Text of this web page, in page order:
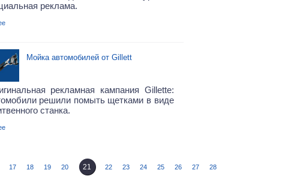
реклама.
Мойка автомобилей от Gillett
рекламная кампания Gillette:
решили помыть щетками в виде
станка.
17 18 19 20 21 22 23 24 25 26 27 28